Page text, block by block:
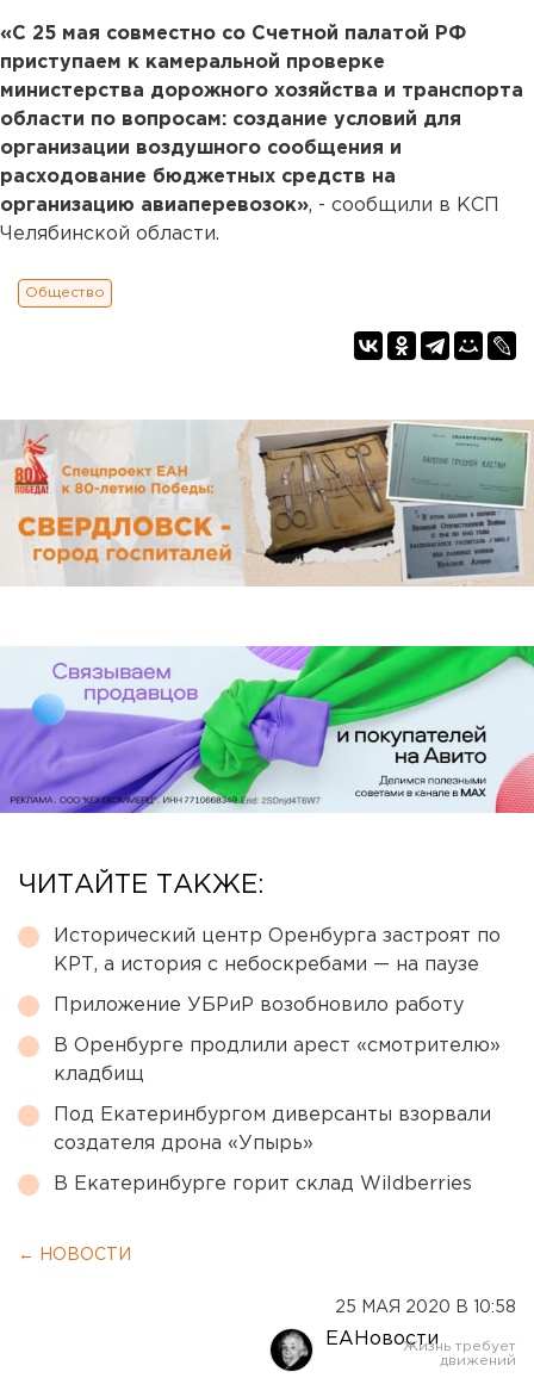
«С 25 мая совместно со Счетной палатой РФ
приступаем к камеральной проверке
министерства дорожного хозяйства и транспорта
области по вопросам: создание условий для
организации воздушного сообщения и
расходование бюджетных средств на
организацию авиаперевозок», - сообщили в КСП
Челябинской области.
Общество
ЧИТАЙТЕ ТАКЖЕ:
Исторический центр Оренбурга застроят по
КРТ, а история с небоскребами — на паузе
Приложение УБРиР возобновило работу
В Оренбурге продлили арест «смотрителю»
кладбищ
Под Екатеринбургом диверсанты взорвали
создателя дрона «Упырь»
В Екатеринбурге горит склад Wildberries
← НОВОСТИ
25 МАЯ 2020 В 10:58
ЕАНовости